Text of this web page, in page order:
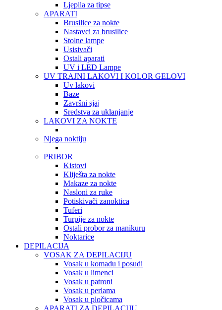
Ljepila za tipse
APARATI
Brusilice za nokte
Nastavci za brusilice
Stolne lampe
Usisivači
Ostali aparati
UV i LED Lampe
UV TRAJNI LAKOVI I KOLOR GELOVI
Uv lakovi
Baze
Završni sjaj
Sredstva za uklanjanje
LAKOVI ZA NOKTE
Njega noktiju
PRIBOR
Kistovi
Kliješta za nokte
Makaze za nokte
Nasloni za ruke
Potiskivači zanoktica
Tuferi
Turpije za nokte
Ostali probor za manikuru
Noktarice
DEPILACIJA
VOSAK ZA DEPILACIJU
Vosak u komadu i posudi
Vosak u limenci
Vosak u patroni
Vosak u perlama
Vosak u pločicama
APARATI ZA DEPILACIJU